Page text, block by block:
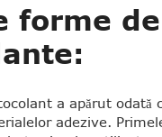
forme de
a apărut odată
adezive.